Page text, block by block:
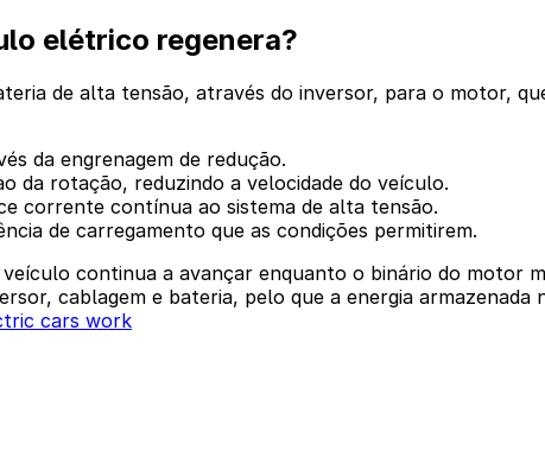
elétrico regenera?
de alta tensão, através do inversor, para o motor,
da engrenagem de redução.
da rotação, reduzindo a velocidade do veículo.
corrente contínua ao sistema de alta tensão.
de carregamento que as condições permitirem.
continua a avançar enquanto o binário do motor
cablagem e bateria, pelo que a energia
cars work